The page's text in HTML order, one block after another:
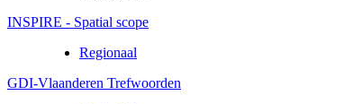
INSPIRE - Spatial scope
Regionaal
GDI-Vlaanderen Trefwoorden